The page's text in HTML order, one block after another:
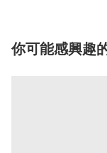
你可能感興趣